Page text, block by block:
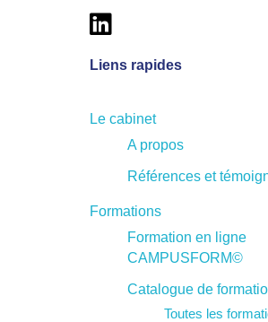
Liens rapides
Le cabinet
A propos
Références et
Formations
Formation en ligne
CAMPUSFORM©
Catalogue de
Toutes les